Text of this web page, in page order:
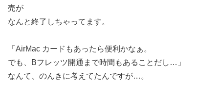
売が
なんと終了しちゃってます。
「AirMac カードもあったら便利かなぁ。
でも、Bフレッツ開通まで時間もあることだし…」
なんて、のんきに考えてたんですが…。